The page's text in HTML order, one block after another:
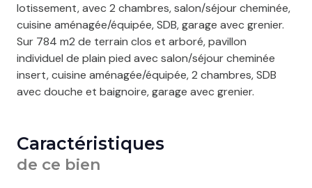
lotissement, avec 2 chambres, salon/séjour cheminée,
cuisine aménagée/équipée, SDB, garage avec grenier.
Sur 784 m2 de terrain clos et arboré, pavillon
individuel de plain pied avec salon/séjour cheminée
insert, cuisine aménagée/équipée, 2 chambres, SDB
avec douche et baignoire, garage avec grenier.
Caractéristiques
de ce bien